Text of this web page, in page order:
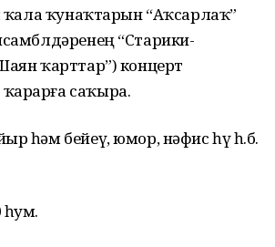
ҡала ҡунаҡтарын “Аҡсарлаҡ”
“Старики-
ҡарттар”) концерт
саҡыра.
һәм бейеү, юмор, нәфис һүҙ һ.б.
һум.